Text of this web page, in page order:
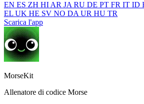
EN ES ZH HI AR JA RU DE PT FR IT ID
EL UK HE SV NO DA UR HU TR
Scarica l'app
MorseKit
Allenatore di codice Morse